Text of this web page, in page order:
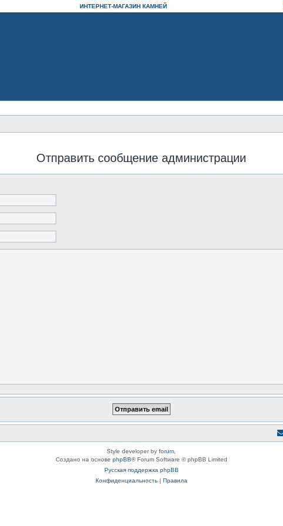
ИНТЕРНЕТ-МАГАЗИН КАМНЕЙ
Отправить сообщение администрации
Style developer by forum
Создано на основе phpBB® Forum Software © phpBB Limited
Русская поддержка phpBB
Конфиденциальность| Правила